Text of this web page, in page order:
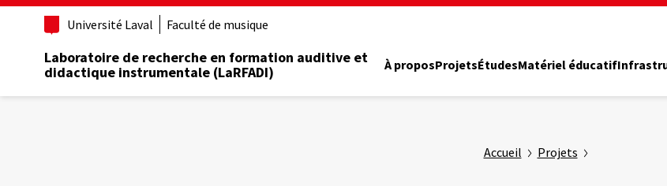
Aller
principal
Université Laval Faculté de musique
Laboratoire de recherche en formation auditive et
didactique instrumentale (LaRFADI)
À proposProjetsÉtudesMatériel éducatif
Accueil Projets